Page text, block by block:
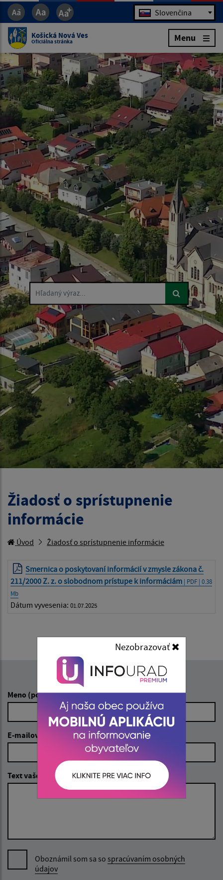
Jazyk Slovenčina
Košická Nová Ves
Oficiálna stránka Menu
Hľadaný výraz...
Žiadosť o sprístupnenie
informácie
Úvod Žiadosť o sprístupnenie informácie
Smernica o poskytovaní informácií v zmysle zákona č.
211/2000 Z. z. o slobodnom prístupe k informáciám | PDF | 0.38
Mb
Dátum vyvesenia: 01.07.2025
Napíšte nám:
Meno (povinné)
E-mailová adresa (povinné)
Text vašej správy (povinné)
Oboznámil som sa so spracúvaním osobných
údajov
Nezobrazovať